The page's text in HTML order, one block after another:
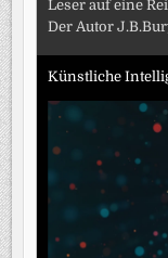
Leser auf eine
Der Autor
Künstliche